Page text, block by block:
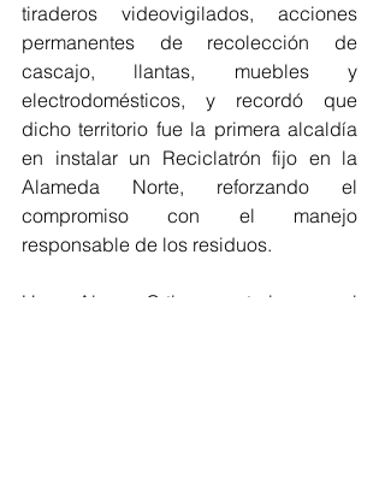
tiraderos videovigilados, acciones
permanentes de recolección de
cascajo, llantas, muebles y
electrodomésticos, y recordó que
dicho territorio fue la primera alcaldía
en instalar un Reciclatrón fijo en la
Alameda Norte, reforzando el
compromiso con el manejo
responsable de los residuos.
Hugo Alonso Ortiz, secretario general